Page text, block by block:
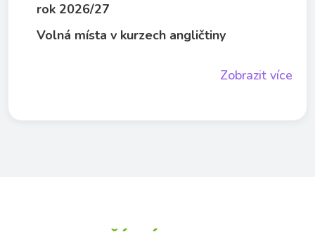
rok 2026/27
Volná místa v kurzech angličtiny
Zobrazit více